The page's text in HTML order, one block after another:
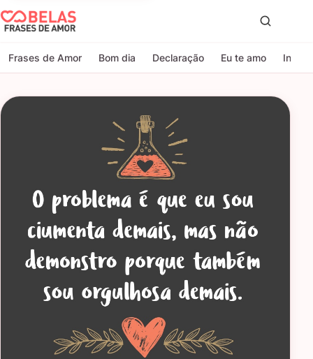
Belas Frases de Amor
Frases de Amor Bom dia Declaração Eu te amo